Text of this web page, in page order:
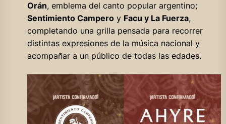
Orán, emblema del canto popular argentino;
Sentimiento Camperoy Facu y La Fuerza,
completando una grilla pensada para recorrer
distintas expresiones de la música nacional y
acompañar a un público de todas las edades.